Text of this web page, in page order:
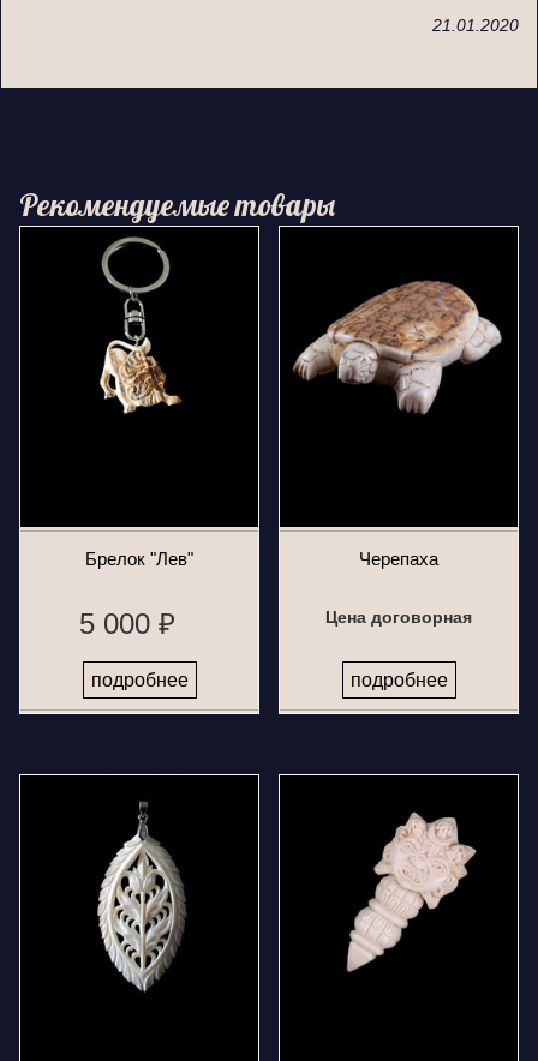
21.01.2020
Рекомендуемые товары
Брелок "Лев"
5 000 ₽
подробнее
Черепаха
Цена договорная
подробнее